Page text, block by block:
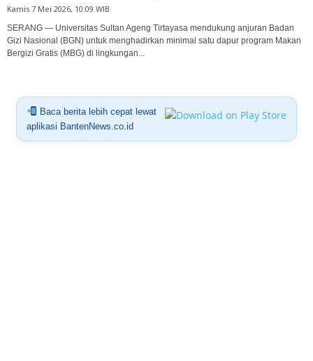
Kamis 7 Mei 2026, 10:09 WIB
SERANG — Universitas Sultan Ageng Tirtayasa mendukung anjuran Badan
Gizi Nasional (BGN) untuk menghadirkan minimal satu dapur program Makan
Bergizi Gratis (MBG) di lingkungan...
Baca berita lebih cepat lewat
aplikasi BantenNews.co.id